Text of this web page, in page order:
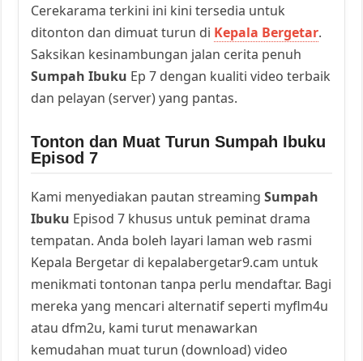
Cerekarama terkini ini kini tersedia untuk
ditonton dan dimuat turun di Kepala Bergetar.
Saksikan kesinambungan jalan cerita penuh
Sumpah Ibuku Ep 7 dengan kualiti video terbaik
dan pelayan (server) yang pantas.
Tonton dan Muat Turun Sumpah Ibuku
Episod 7
Kami menyediakan pautan streamingSumpah
Ibuku Episod 7 khusus untuk peminat drama
tempatan. Anda boleh layari laman web rasmi
Kepala Bergetar di kepalabergetar9.cam untuk
menikmati tontonan tanpa perlu mendaftar. Bagi
mereka yang mencari alternatif seperti myflm4u
atau dfm2u, kami turut menawarkan
kemudahan muat turun (download) video